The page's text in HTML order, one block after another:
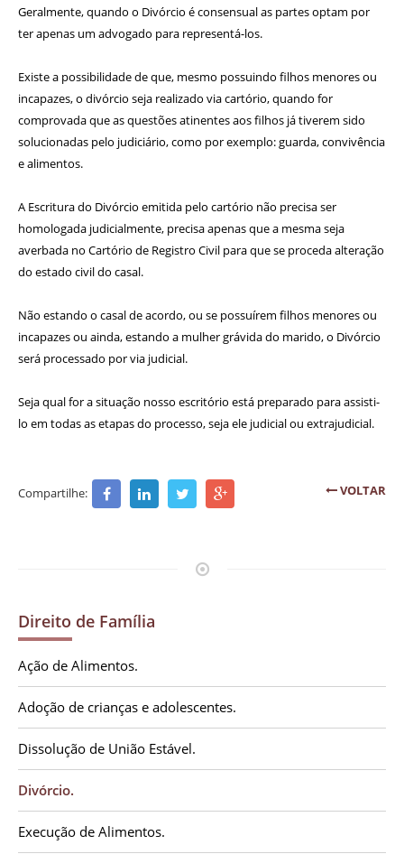
Geralmente, quando o Divórcio é consensual as partes optam por
ter apenas um advogado para representá-los.
Existe a possibilidade de que, mesmo possuindo filhos menores ou
incapazes, o divórcio seja realizado via cartório, quando for
comprovada que as questões atinentes aos filhos já tiverem sido
solucionadas pelo judiciário, como por exemplo: guarda, convivência
e alimentos.
A Escritura do Divórcio emitida pelo cartório não precisa ser
homologada judicialmente, precisa apenas que a mesma seja
averbada no Cartório de Registro Civil para que se proceda alteração
do estado civil do casal.
Não estando o casal de acordo, ou se possuírem filhos menores ou
incapazes ou ainda, estando a mulher grávida do marido, o Divórcio
será processado por via judicial.
Seja qual for a situação nosso escritório está preparado para assisti-
lo em todas as etapas do processo, seja ele judicial ou extrajudicial.
Compartilhe: VOLTAR
Direito de Família
Ação de Alimentos.
Adoção de crianças e adolescentes.
Dissolução de União Estável.
Divórcio.
Execução de Alimentos.